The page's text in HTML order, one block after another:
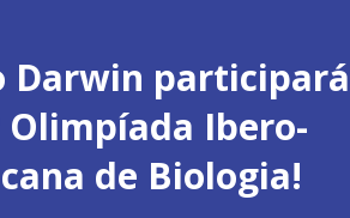
Darwin participará
Olimpíada Ibero-
de Biologia!